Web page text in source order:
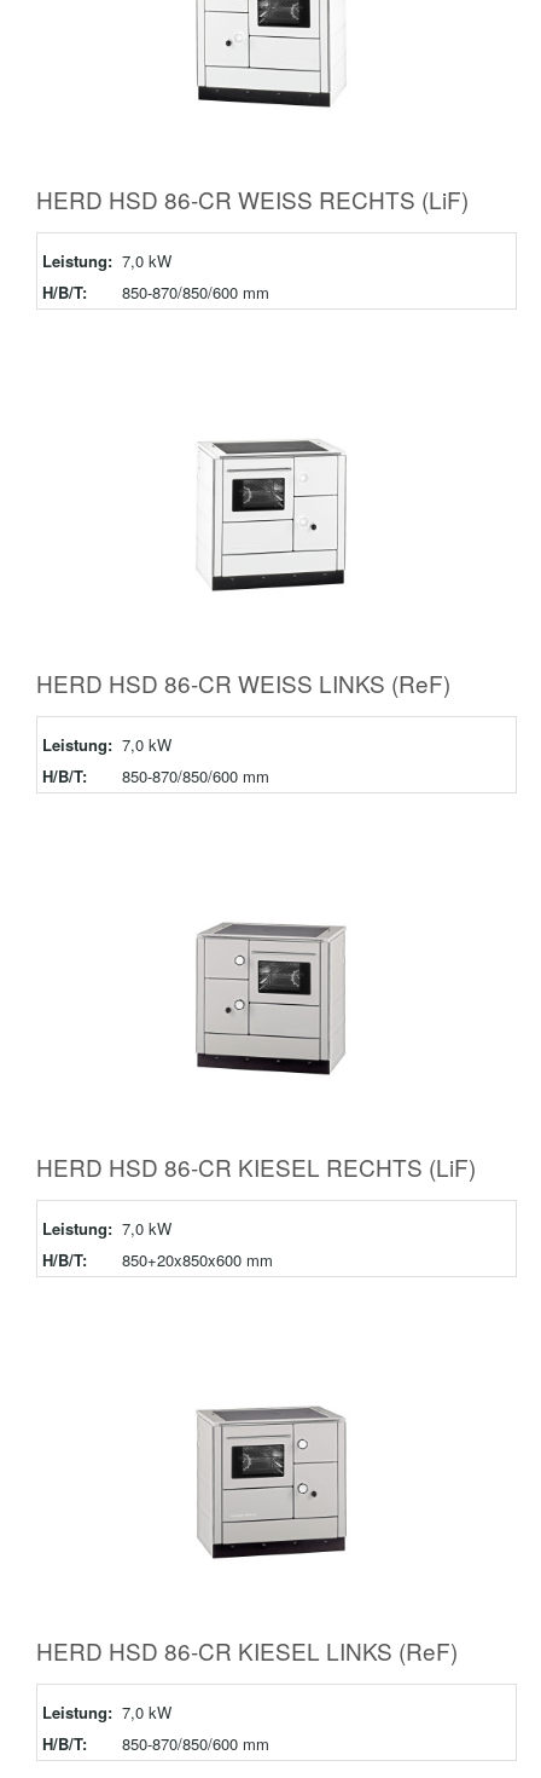
HERD HSD 86-CR WEISS RECHTS (LiF)
Leistung: 7,0 kW
H/B/T:
850-870/850/600 mm
HERD HSD 86-CR WEISS LINKS (ReF)
Leistung: 7,0 kW
H/B/T:
850-870/850/600 mm
HERD HSD 86-CR KIESEL RECHTS (LiF)
Leistung: 7,0 kW
H/B/T:
850+20x850x600 mm
HERD HSD 86-CR KIESEL LINKS (ReF)
Leistung: 7,0 kW
H/B/T:
850-870/850/600 mm